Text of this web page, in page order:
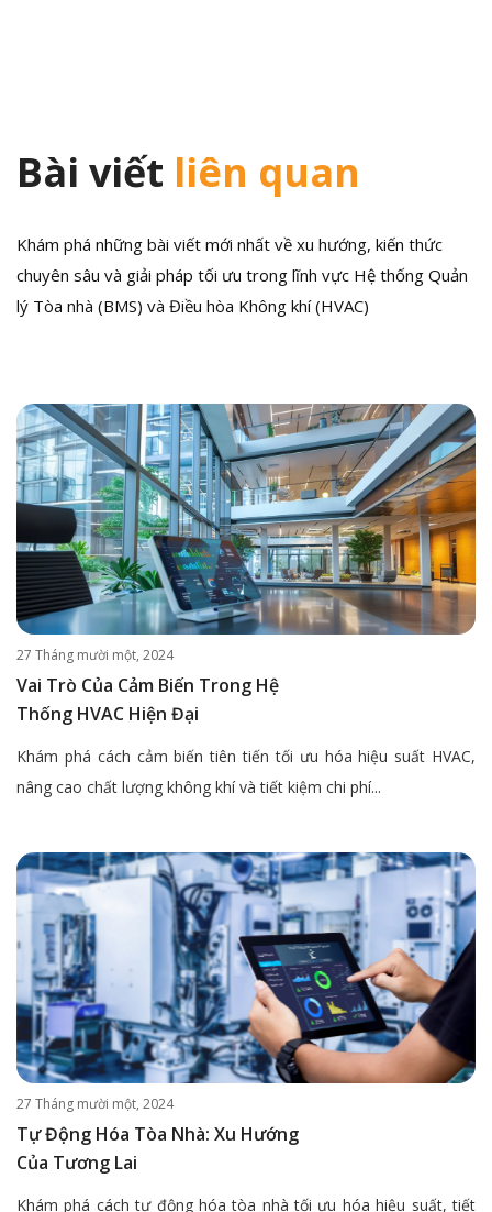
Bài viết liên quan
Khám phá những bài viết mới nhất về xu hướng, kiến thức
chuyên sâu và giải pháp tối ưu trong lĩnh vực Hệ thống Quản
lý Tòa nhà (BMS) và Điều hòa Không khí (HVAC)
27 Tháng mười một, 2024
Vai Trò Của Cảm Biến Trong Hệ
Thống HVAC Hiện Đại
Khám phá cách cảm biến tiên tiến tối ưu hóa hiệu suất HVAC,
nâng cao chất lượng không khí và tiết kiệm chi phí...
27 Tháng mười một, 2024
Tự Động Hóa Tòa Nhà: Xu Hướng
Của Tương Lai
Khám phá cách tự động hóa tòa nhà tối ưu hóa hiệu suất, tiết